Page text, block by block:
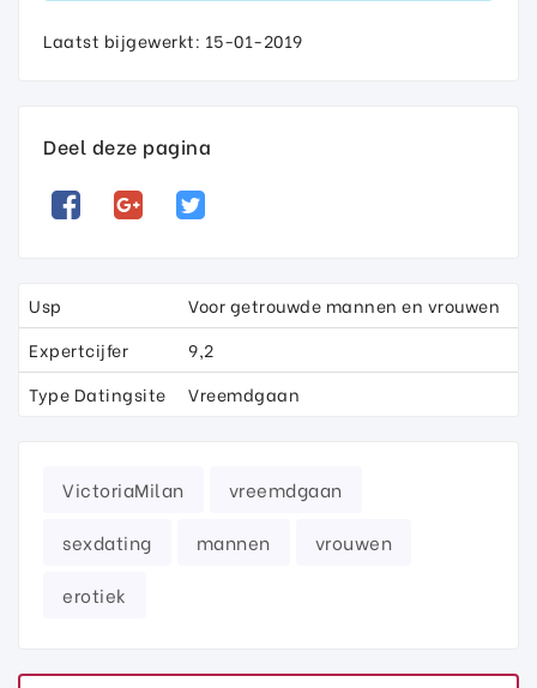
Laatst bijgewerkt: 15-01-2019
Deel deze pagina
Usp
Voor getrouwde mannen en vrouwen
Expertcijfer
9,2
Type Datingsite
Vreemdgaan
VictoriaMilan
vreemdgaan
sexdating
mannen
vrouwen
erotiek